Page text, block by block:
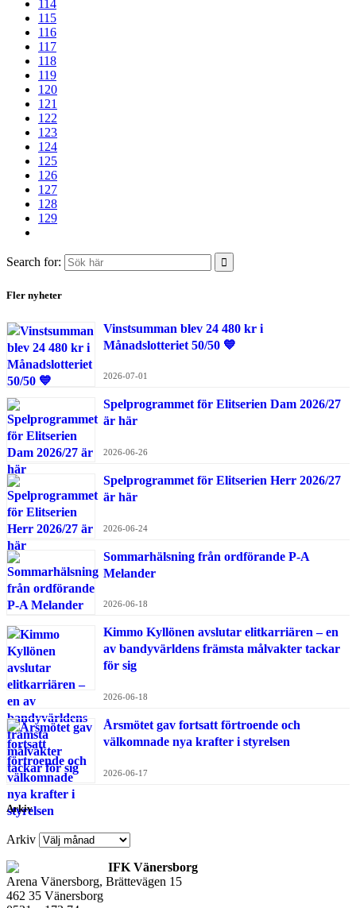
114
115
116
117
118
119
120
121
122
123
124
125
126
127
128
129
Search for:
Fler nyheter
Vinstsumman blev 24 480 kr i
Månadslotteriet 50/50 💙
2026-07-01
Spelprogrammet för Elitserien Dam 2026/27
är här
2026-06-26
Spelprogrammet för Elitserien Herr 2026/27
är här
2026-06-24
Sommarhälsning från ordförande P-A
Melander
2026-06-18
Kimmo Kyllönen avslutar elitkarriären – en
av bandyvärldens främsta målvakter tackar
för sig
2026-06-18
Årsmötet gav fortsatt förtroende och
välkomnade nya krafter i styrelsen
2026-06-17
Arkiv
Arkiv
IFK Vänersborg
Arena Vänersborg, Brättevägen 15
462 35 Vänersborg